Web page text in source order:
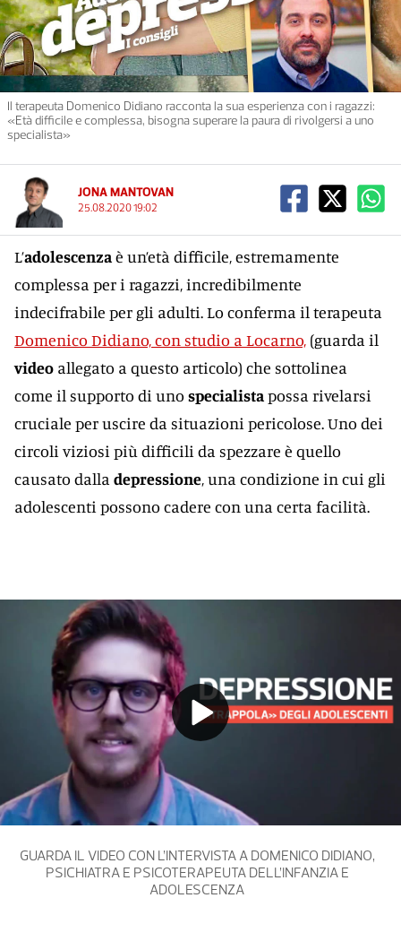
Il terapeuta Domenico Didiano racconta la sua esperienza con i ragazzi:
«Età difficile e complessa, bisogna superare la paura di rivolgersi a uno
specialista»
JONA MANTOVAN
25.08.2020 19:02
L’adolescenzaè un’età difficile, estremamente
complessa per i ragazzi, incredibilmente
indecifrabile per gli adulti. Lo conferma il terapeuta
Domenico Didiano, con studio a Locarno, (guarda il
video allegato a questo articolo) che sottolinea
come il supporto di uno specialistapossa rivelarsi
cruciale per uscire da situazioni pericolose. Uno dei
circoli viziosi più difficili da spezzare è quello
causato dalla depressione, una condizione in cui gli
adolescenti possono cadere con una certa facilità.
Play
GUARDA IL VIDEO CON L’INTERVISTA A DOMENICO DIDIANO,
PSICHIATRA E PSICOTERAPEUTA DELL’INFANZIA E
ADOLESCENZA